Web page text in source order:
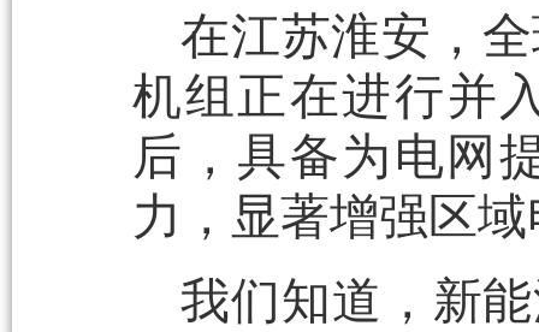
在江苏淮安，
机组正在进行并
后，具备为电网
力，显著增强区
我们知道，新